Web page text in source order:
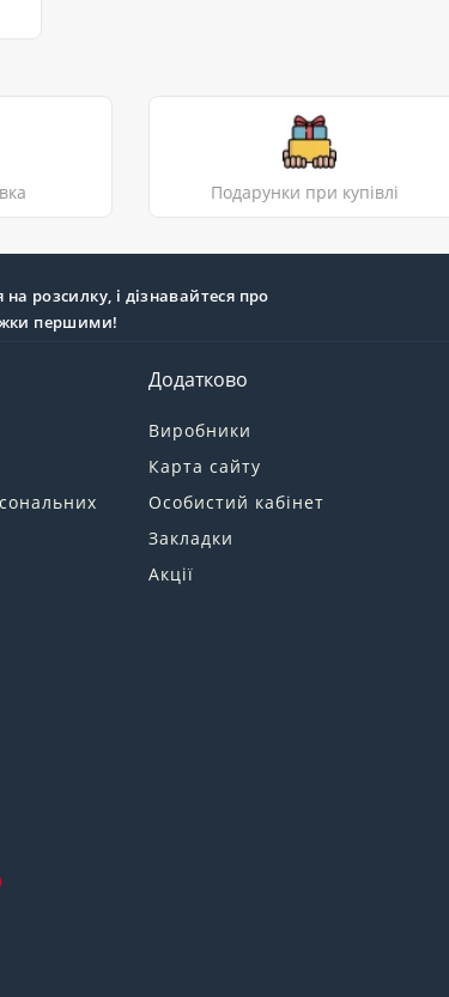
Подарунки при купівлі
на розсилку, і дізнавайтеся про
першими!
Додатково
Виробники
Карта сайту
Особистий кабінет
Закладки
Акції